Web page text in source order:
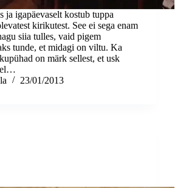
ja igapäevaselt kostub tuppa
kirikutest. See ei sega enam
siia tulles, vaid pigem
tunde, et midagi on viltu. Ka
on märk sellest, et usk
23/01/2013